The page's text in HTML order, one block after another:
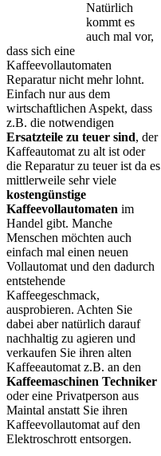
Natürlich
kommt es
auch mal vor,
dass sich eine
Kaffeevollautomaten
Reparatur nicht mehr lohnt.
Einfach nur aus dem
wirtschaftlichen Aspekt, dass
z.B. die notwendigen
Ersatzteile zu teuer sind, der
Kaffeautomat zu alt ist oder
die Reparatur zu teuer ist da es
mittlerweile sehr viele
kostengünstige
Kaffeevollautomaten im
Handel gibt. Manche
Menschen möchten auch
einfach mal einen neuen
Vollautomat und den dadurch
entstehende
Kaffeegeschmack,
ausprobieren. Achten Sie
dabei aber natürlich darauf
nachhaltig zu agieren und
verkaufen Sie ihren alten
Kaffeeautomat z.B. an den
Kaffeemaschinen Techniker
oder eine Privatperson aus
Maintal anstatt Sie ihren
Kaffeevollautomat auf den
Elektroschrott entsorgen.